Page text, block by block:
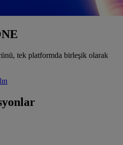
tek platformda birleşik olarak